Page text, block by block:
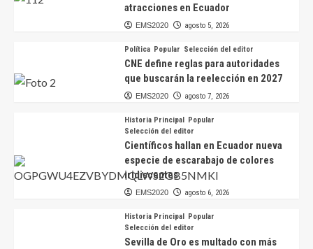
atracciones en Ecuador
EMS2020 agosto 5, 2026
Política Popular Selección del editor
CNE define reglas para autoridades
que buscarán la reelección en 2027
EMS2020 agosto 7, 2026
Historia Principal Popular
Selección del editor
Científicos hallan en Ecuador nueva
especie de escarabajo de colores
iridiscentes
EMS2020 agosto 6, 2026
Historia Principal Popular
Selección del editor
Sevilla de Oro es multado con más